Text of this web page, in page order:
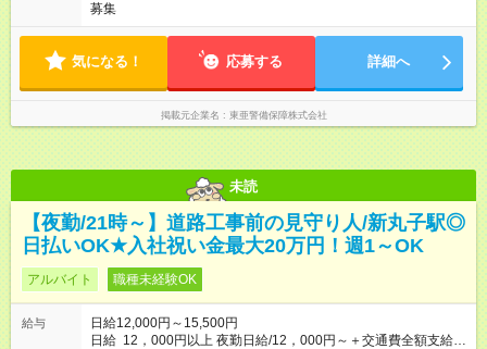
募集
気になる！ 応募する 詳細へ
掲載元企業名 東亜警備保障株式会社
未読
【夜勤/21時～】道路工事前の見守り人/新丸子駅◎
日払いOK★入社祝い金最大20万円！週1～OK
アルバイト 職種未経験OK
給与
日給12,000円～15,500円
日給 12，000円以上 夜勤日給/12，000円～＋交通費全額支給 ◆